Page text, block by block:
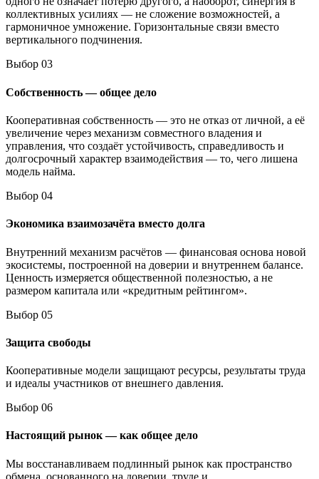
коллективных усилиях — не сложение возможностей, а
гармоничное умножение. Горизонтальные связи вместо
вертикального подчинения.
Выбор 03
Собственность — общее дело
Кооперативная собственность — это не отказ от личной, а её
увеличение через механизм совместного владения и
управления, что создаёт устойчивость, справедливость и
долгосрочный характер взаимодействия — то, чего лишена
модель найма.
Выбор 04
Экономика взаимозачёта вместо долга
Внутренний механизм расчётов — финансовая основа новой
экосистемы, построенной на доверии и внутреннем балансе.
Ценность измеряется общественной полезностью, а не
размером капитала или «кредитным рейтингом».
Выбор 05
Защита свободы
Кооперативные модели защищают ресурсы, результаты труда
и идеалы участников от внешнего давления.
Выбор 06
Настоящий рынок — как общее дело
Мы восстанавливаем подлинный рынок как пространство
обмена, основанного на доверии, труде и